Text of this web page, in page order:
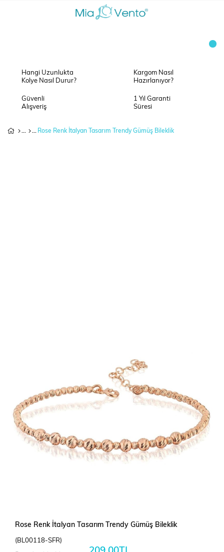
Hangi Uzunlukta
Kolye Nasıl Durur?
Kargom Nasıl
Hazırlanıyor?
Güvenli
Alışveriş
1 Yıl Garanti
Süresi
Rose Renk İtalyan Tasarım Trendy Gümüş Bileklik
Rose Renk İtalyan Tasarım Trendy Gümüş Bileklik
(BL00118-SFR)